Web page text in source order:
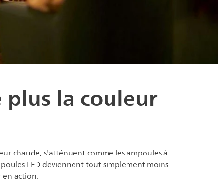
la couleur
chaude, s'atténuent comme les ampoules à
LED deviennent tout simplement moins
en action.